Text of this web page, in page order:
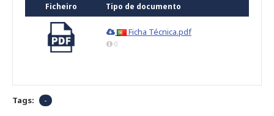
Ficheiro Tipo de documento
Ficha Técnica.pdf
0
Tags: -